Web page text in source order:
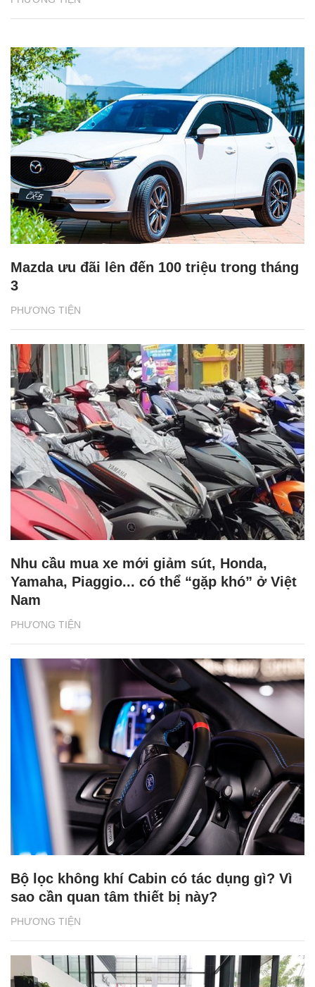
PHƯƠNG TIỆN
Mazda ưu đãi lên đến 100 triệu trong tháng
3
PHƯƠNG TIỆN
Nhu cầu mua xe mới giảm sút, Honda,
Yamaha, Piaggio... có thể “gặp khó” ở Việt
Nam
PHƯƠNG TIỆN
Bộ lọc không khí Cabin có tác dụng gì? Vì
sao cần quan tâm thiết bị này?